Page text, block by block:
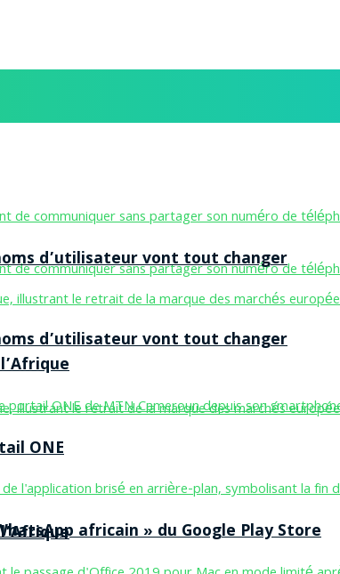
d’utilisateur vont tout changer
d’utilisateur vont tout changer
ONE
africain » du Google Play Store